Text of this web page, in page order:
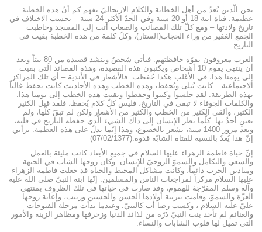
نحن الّذين نُعدّ من أهل الخطابة والكلام الارتجاليّ نفهم كم أنّ هذه الخطبة
عظيمة. فتاة ابنة 18 أو 20 سنة وفي الحدّ الأكثر 24 سنة – بحسب الاختلاف في
تاريخ ولادتها – ومع كلّ تلك المصائب والصعاب أتت إلى المسجد وخاطبت
الجمع الغفير من وراء الحجاب(الستار)، وكلّ كلمة من هذه الخطبة بقيت في
التاريخ.
العرب معروفون بقوّة حافظتهم. فيأتي شخصٌ وينشد قصيدة من 80 بيتاً وبعد
أن ينتهي يقوم 10 أشخاص ويكتبون هذه القصيدة، وهذه القصائد الّتي بقيت
إلى يومنا هذا، في الأغلب هكذا حُفظت. فالأشعار في الأندية – أي تلك المراكز
الاجتماعية – كانت تُتلى وتُحفظ، وهذه الخطب وهذه الأحاديث كانت تحفظ غالباً
بهذه الطريقة. لقد جلسوا وكتبوا وحفظوا وبقيت هذه الخطب إلى يومنا هذا.
والكلمات الجوفاء لا تبقى في التاريخ، فليس كلّ كلام يُحفظ، فلقد قيل الكثير
الكثير، وألقي الكثير من الخطب والكثير من الأشعار ولكن لم تبقَ كلّها، ولم
يعتنِ أحدٌ بها. كلّما نظر الإنسان إلى ذاك الشيء الّذي حفظه التاريخ في قلبه،
وبعد مرور 1400 سنة، يشعر بالخضوع، وهذا إنّما يدلّ على هذه العظمة. برأيي
إنّ هذا يُعدّ بالنسبة للفتاة الشابّة قدوة.(07/02/1377)
إنّ حياة فاطمة الزهراء عليها السلام في جميع الأبعاد كانت مليئة بالعمل
والسعي والتكامل والسموّ الروحيّ للإنسان. وكان زوجها الشاب في الجبهة
وميادين الحرب دائماً، وكانت مشاكل المحيط والحياة قد جعلت فاطمة الزهراء
عليها السلام مركزاً لمراجعات الناس والمسلمين. إنّها ابنة النبيّ صلى الله عليه
وآله وسلم المفرّجة للهموم، وقد صارت في حياتها في تلك الظروف بمنتهى
العزّة والسموّ، وقامت بتربية أولادها الحسن والحسين وزينب، وإعانة زوجها
عليّ عليه السلام ، وكسب رضا أب كالنبيّ. وعندما بدأت مرحلة الفتوحات
والغنائم لم تأخذ بنت النبيّ ذرّة من لذائذ الدنيا وزخرفها ومظاهر الزينة والأمور
الّتي تميل لها قلوب الشابات والنساء.